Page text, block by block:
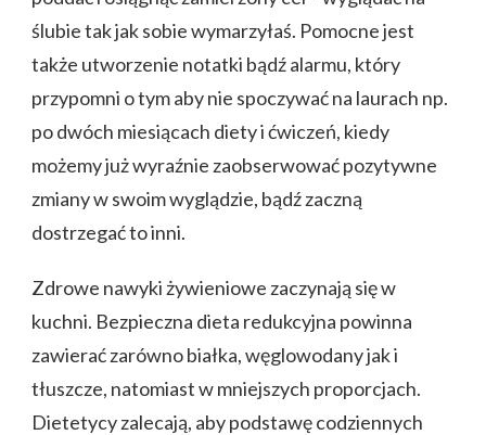
ślubie tak jak sobie wymarzyłaś. Pomocne jest
także utworzenie notatki bądź alarmu, który
przypomni o tym aby nie spoczywać na laurach np.
po dwóch miesiącach diety i ćwiczeń, kiedy
możemy już wyraźnie zaobserwować pozytywne
zmiany w swoim wyglądzie, bądź zaczną
dostrzegać to inni.
Zdrowe nawyki żywieniowe zaczynają się w
kuchni. Bezpieczna dieta redukcyjna powinna
zawierać zarówno białka, węglowodany jak i
tłuszcze, natomiast w mniejszych proporcjach.
Dietetycy zalecają, aby podstawę codziennych